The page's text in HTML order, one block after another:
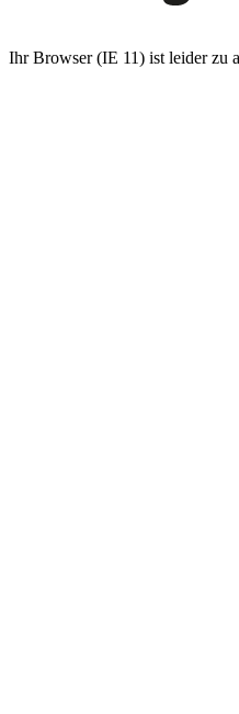
Ihr Browser (IE 11) ist leider zu